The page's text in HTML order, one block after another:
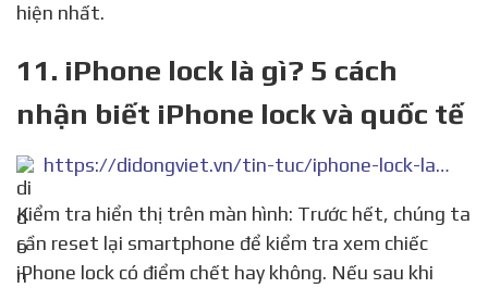
hiện nhất.
11. iPhone lock là gì? 5 cách
nhận biết iPhone lock và quốc tế
https://didongviet.vn/tin-tuc/iphone-lock-la-gi-5-cach-nhan-biet-iphone-lock-va-quoc-te/
Kiểm tra hiển thị trên màn hình: Trước hết, chúng ta
cần reset lại smartphone để kiểm tra xem chiếc
iPhone lock có điểm chết hay không. Nếu sau khi